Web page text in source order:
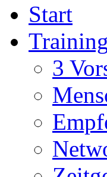
Start
Training
3